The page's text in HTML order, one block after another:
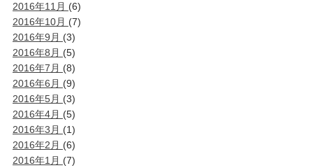
2016年11月 (6)
2016年10月 (7)
2016年9月 (3)
2016年8月 (5)
2016年7月 (8)
2016年6月 (9)
2016年5月 (3)
2016年4月 (5)
2016年3月 (1)
2016年2月 (6)
2016年1月 (7)